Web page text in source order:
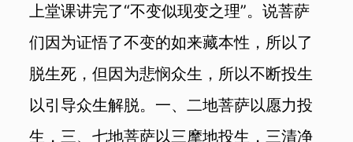
上堂课讲完了“不变似现变之理”。说菩萨
们因为证悟了不变的如来藏本性，所以了
脱生死，但因为悲悯众生，所以不断投生
以引导众生解脱。一、二地菩萨以愿力投
生，三、七地菩萨以三摩地投生，三清净